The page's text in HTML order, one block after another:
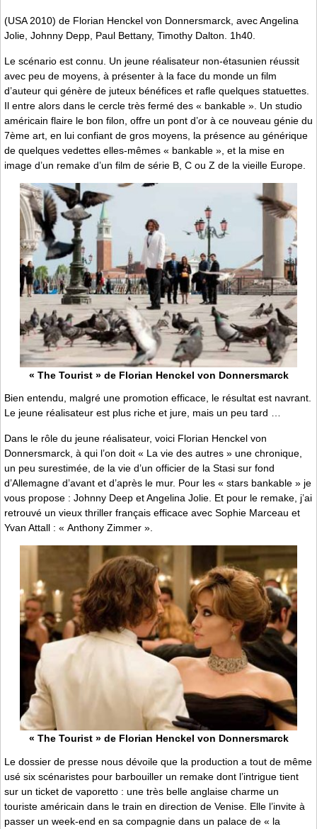
(USA 2010) de Florian Henckel von Donnersmarck, avec Angelina
Jolie, Johnny Depp, Paul Bettany, Timothy Dalton. 1h40.
Le scénario est connu. Un jeune réalisateur non-étasunien réussit
avec peu de moyens, à présenter à la face du monde un film
d’auteur qui génère de juteux bénéfices et rafle quelques statuettes.
Il entre alors dans le cercle très fermé des « bankable ». Un studio
américain flaire le bon filon, offre un pont d’or à ce nouveau génie du
7ème art, en lui confiant de gros moyens, la présence au générique
de quelques vedettes elles-mêmes « bankable », et la mise en
image d’un remake d’un film de série B, C ou Z de la vieille Europe.
« The Tourist » de Florian Henckel von Donnersmarck
Bien entendu, malgré une promotion efficace, le résultat est navrant.
Le jeune réalisateur est plus riche et jure, mais un peu tard …
Dans le rôle du jeune réalisateur, voici Florian Henckel von
Donnersmarck, à qui l’on doit « La vie des autres » une chronique,
un peu surestimée, de la vie d’un officier de la Stasi sur fond
d’Allemagne d’avant et d’après le mur. Pour les « stars bankable » je
vous propose : Johnny Deep et Angelina Jolie. Et pour le remake, j’ai
retrouvé un vieux thriller français efficace avec Sophie Marceau et
Yvan Attall : « Anthony Zimmer ».
« The Tourist » de Florian Henckel von Donnersmarck
Le dossier de presse nous dévoile que la production a tout de même
usé six scénaristes pour barbouiller un remake dont l’intrigue tient
sur un ticket de vaporetto : une très belle anglaise charme un
touriste américain dans le train en direction de Venise. Elle l’invite à
passer un week-end en sa compagnie dans un palace de « la